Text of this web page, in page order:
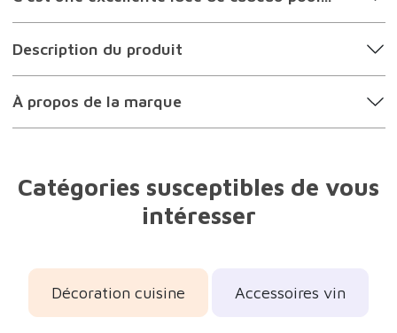
C'est une excellente idée de cadeau pour...
Description du produit
À propos de la marque
Catégories susceptibles de vous
Décoration cuisine